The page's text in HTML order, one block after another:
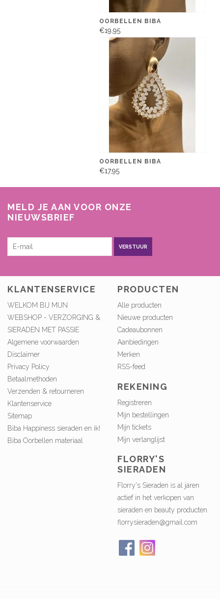
OORBELLEN BIBA
€19,95
OORBELLEN BIBA
€17,95
MELD JE AAN VOOR ONZE
NIEUWSBRIEF
VERSTUUR
KLANTENSERVICE
WELKOM BIJ MIJN
WEBSHOP - VERZORGING &
SIERADEN MET PASSIE
Algemene voorwaarden
Disclaimer
Privacy Policy
Betaalmethoden
Verzenden & retourneren
Klantenservice
Sitemap
Biba Happiness sieraden en ik!
Biba Oorbellen materiaal
PRODUCTEN
Alle producten
Nieuwe producten
Cadeaubonnen
Aanbiedingen
Merken
RSS-feed
REKENING
Registreren
Mijn bestellingen
Mijn tickets
Mijn verlanglijst
FLORRY'S
SIERADEN
Florry's Sieraden is al jaren
actief in het verkopen van
sieraden en beauty producten.
florrysieraden@gmail.com